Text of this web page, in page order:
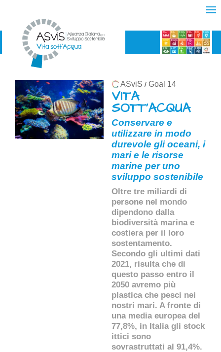
ASviS / Goal 14
VITA
SOTT'ACQUA
Conservare e
utilizzare in modo
durevole gli oceani, i
mari e le risorse
marine per uno
sviluppo sostenibile
Oltre tre miliardi di
persone nel mondo
dipendono dalla
biodiversità marina e
costiera per il loro
sostentamento.
Secondo gli ultimi dati
2021, risulta che di
questo passo entro il
2050 avremo più
plastica che pesci nei
nostri mari. A fronte di
una media europea del
77,8%, in Italia gli stock
ittici sono
sovrastruttati al 91,4%.